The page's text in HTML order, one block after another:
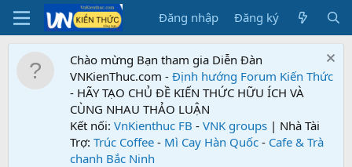
Đăng nhập Đăng ký
Chào mừng Bạn tham gia Diễn Đàn
VNKienThuc.com - Định hướng Forum Kiến Thức
- HÃY TẠO CHỦ ĐỀ KIẾN THỨC HỮU ÍCH VÀ
CÙNG NHAU THẢO LUẬN
Kết nối: VnKienthuc FB - VNK groups | Nhà Tài
Trợ: Trúc Coffee - Mì Cay Hàn Quốc - Cafe & Trà
chanh Bắc Ninh